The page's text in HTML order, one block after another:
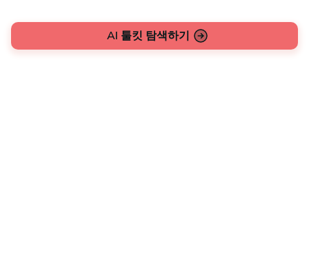
AI 툴킷 탐색하기